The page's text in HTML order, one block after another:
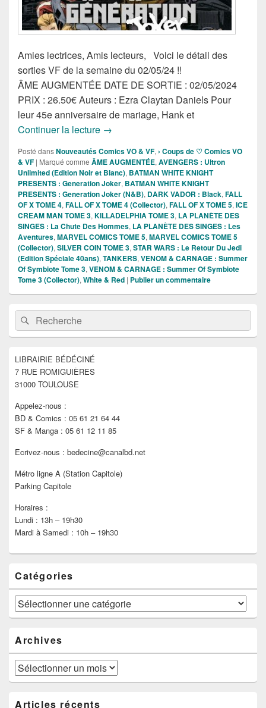
Amies lectrices, Amis lecteurs, Voici le détail des
sorties VF de la semaine du 02/05/24 !!
ÂME AUGMENTÉE DATE DE SORTIE : 02/05/2024
PRIX : 26.50€ Auteurs : Ezra Claytan Daniels Pour
leur 45e anniversaire de mariage, Hank et
Continuer la lecture Sorties des Comics VF de la semaine
→
Posté dansNouveautés Comics VO & VF, › Coups de ♡ Comics VO
& VF | Marqué comme ÂME AUGMENTÉE, AVENGERS : Ultron
Unlimited (Edition Noir et Blanc), BATMAN WHITE KNIGHT
PRESENTS : Generation Joker, BATMAN WHITE KNIGHT
PRESENTS : Generation Joker (N&B), DARK VADOR : Black, FALL
OF X TOME 4, FALL OF X TOME 4 (Collector), FALL OF X TOME 5, ICE
CREAM MAN TOME 3, KILLADELPHIA TOME 3, LA PLANÈTE DES
SINGES : La Chute Des Hommes, LA PLANÈTE DES SINGES : Les
Aventures, MARVEL COMICS TOME 5, MARVEL COMICS TOME 5
(Collector), SILVER COIN TOME 3, STAR WARS : Le Retour Du Jedi
(Edition Spéciale 40ans), TANKERS, VENOM & CARNAGE : Summer
Of Symbiote Tome 3, VENOM & CARNAGE : Summer Of Symbiote
Tome 3 (Collector), White & Red | Publier un commentaire
Zone
principale
de
widget
barre
latérale
Recherche :Rechercher
LIBRAIRIE BÉDÉCINÉ
7 RUE ROMIGUIÈRES
31000 TOULOUSE
Appelez-nous :
BD & Comics : 05 61 21 64 44
SF & Manga : 05 61 12 11 85
Ecrivez-nous : bedecine@canalbd.net
Métro ligne A (Station Capitole)
Parking Capitole
Horaires :
Lundi : 13h – 19h30
Mardi à Samedi : 10h – 19h30
Catégories
Catégories
Archives
Archives
Articles récents